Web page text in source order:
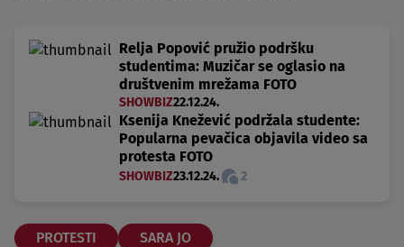
Relja Popović pružio podršku
studentima: Muzičar se oglasio na
društvenim mrežama FOTO
SHOWBIZ22.12.24.
Ksenija Knežević podržala studente:
Popularna pevačica objavila video sa
protesta FOTO
SHOWBIZ23.12.24. 2
PROTESTI SARA JO